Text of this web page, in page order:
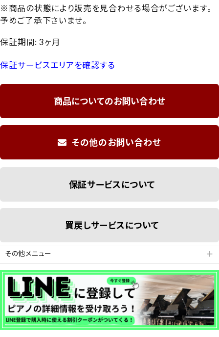
※商品の状態により販売を見合わせる場合がございます。
予めご了承下さいませ。
保証期間: 3ヶ月
保証サービスエリアを確認する
商品についてのお問い合わせ
その他のお問い合わせ
保証サービスについて
買戻しサービスについて
その他メニュー ＋
分割払いシミュレーション
納品・サービス・消音取付可能エリア